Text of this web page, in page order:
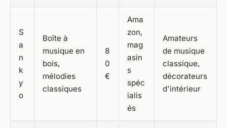
S
a
n
k
y
o
Boîte à
musique en
bois,
mélodies
classiques
8
0
€
Ama
zon,
mag
asin
s
spéc
ialis
és
Amateurs
de musique
classique,
décorateurs
d'intérieur